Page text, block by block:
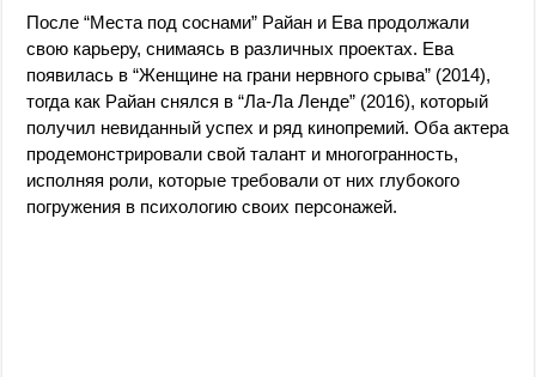
После “Места под соснами” Райан и Ева продолжали
свою карьеру, снимаясь в различных проектах. Ева
появилась в “Женщине на грани нервного срыва” (2014),
тогда как Райан снялся в “Ла-Ла Ленде” (2016), который
получил невиданный успех и ряд кинопремий. Оба актера
продемонстрировали свой талант и многогранность,
исполняя роли, которые требовали от них глубокого
погружения в психологию своих персонажей.